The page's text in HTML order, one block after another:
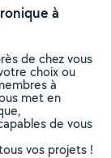
à
de chez vous
choix ou
à
met en
de vous
vos projets !